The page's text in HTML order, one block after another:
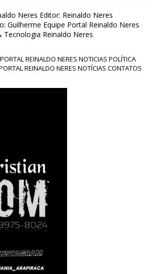
Neres Editor: Reinaldo Neres
Guilherme Equipe Portal Reinaldo Neres
Reinaldo Neres
REINALDO NERES NOTICIAS POLÍTICA
REINALDO NERES NOTÍCIAS CONTATOS